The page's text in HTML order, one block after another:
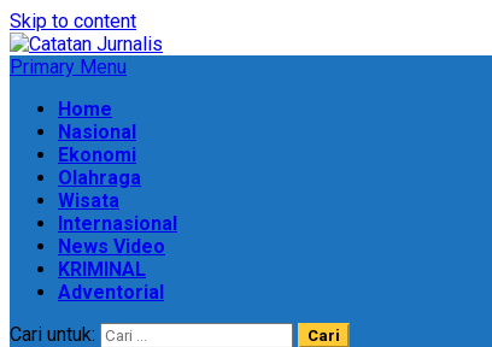
Skip to content
Primary Menu
Home
Nasional
Ekonomi
Olahraga
Wisata
Internasional
News Video
KRIMINAL
Adventorial
Cari untuk: